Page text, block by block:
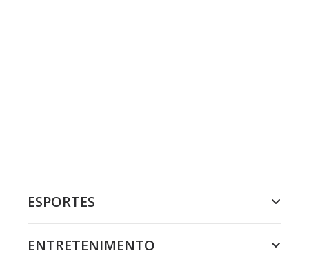
ESPORTES
ENTRETENIMENTO